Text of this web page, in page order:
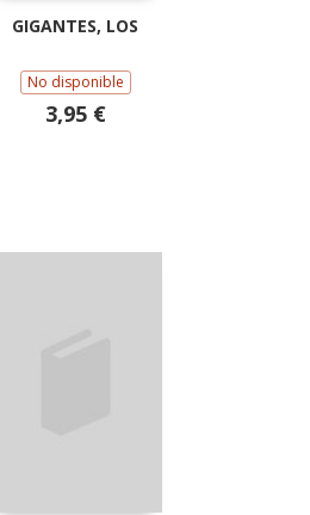
GIGANTES, LOS
No disponible
3,95 €